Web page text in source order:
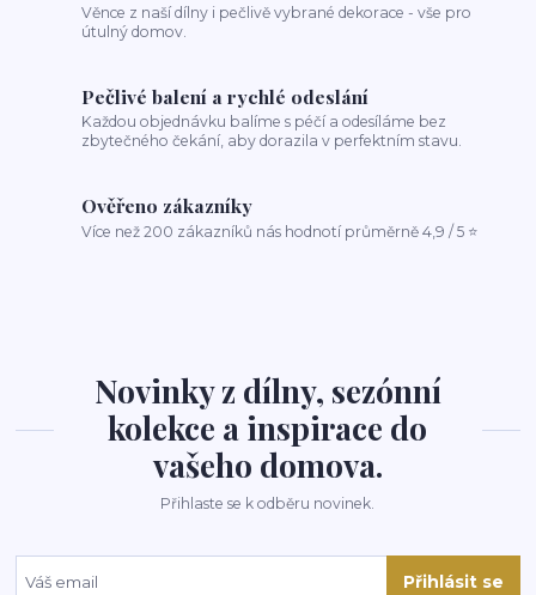
Věnce z naší dílny i pečlivě vybrané dekorace - vše pro
útulný domov.
Pečlivé balení a rychlé odeslání
Každou objednávku balíme s péčí a odesíláme bez
zbytečného čekání, aby dorazila v perfektním stavu.
Ověřeno zákazníky
Více než 200 zákazníků nás hodnotí průměrně 4,9 / 5 ⭐
Novinky z dílny, sezónní
kolekce a inspirace do
vašeho domova.
Přihlaste se k odběru novinek.
Přihlásit se